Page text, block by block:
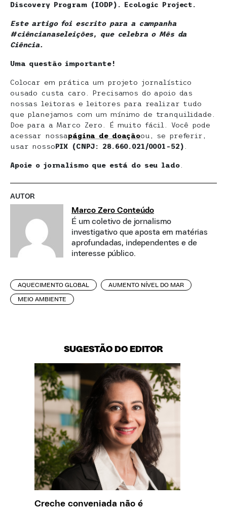
Discovery Program (IODP). EcoLogic Project.
Este artigo foi escrito para a campanha
#ciêncianaseleições, que celebra o Mês da
Ciência.
Uma questão importante!
Colocar em prática um projeto jornalístico
ousado custa caro. Precisamos do apoio das
nossas leitoras e leitores para realizar tudo
que planejamos com um mínimo de tranquilidade.
Doe para a Marco Zero. É muito fácil. Você pode
acessar nossapágina de doaçãoou, se preferir,
usar nossoPIX (CNPJ: 28.660.021/0001-52)
Apoie o jornalismo que está do seu lado.
AUTOR
Marco Zero Conteúdo
É um coletivo de jornalismo
investigativo que aposta em matérias
aprofundadas, independentes e de
interesse público.
AQUECIMENTO GLOBAL AUMENTO NÍVEL DO MAR
MEIO AMBIENTE
SUGESTÃO DO EDITOR
Creche conveniada não é